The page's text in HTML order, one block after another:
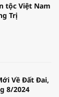
tộc Việt Nam
Trị
Về Đất Đai,
8/2024